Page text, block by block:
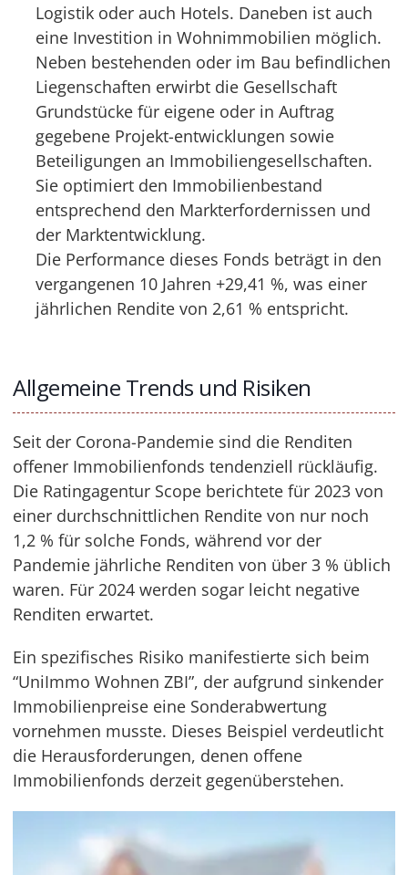
Logistik oder auch Hotels. Daneben ist auch
eine Investition in Wohnimmobilien möglich.
Neben bestehenden oder im Bau befindlichen
Liegenschaften erwirbt die Gesellschaft
Grundstücke für eigene oder in Auftrag
gegebene Projekt-entwicklungen sowie
Beteiligungen an Immobiliengesellschaften.
Sie optimiert den Immobilienbestand
entsprechend den Markterfordernissen und
der Marktentwicklung.
Die Performance dieses Fonds beträgt in den
vergangenen 10 Jahren +29,41 %, was einer
jährlichen Rendite von 2,61 % entspricht.
Allgemeine Trends und Risiken
Seit der Corona-Pandemie sind die Renditen
offener Immobilienfonds tendenziell rückläufig.
Die Ratingagentur Scope berichtete für 2023 von
einer durchschnittlichen Rendite von nur noch
1,2 % für solche Fonds, während vor der
Pandemie jährliche Renditen von über 3 % üblich
waren. Für 2024 werden sogar leicht negative
Renditen erwartet.
Ein spezifisches Risiko manifestierte sich beim
“UniImmo Wohnen ZBI”, der aufgrund sinkender
Immobilienpreise eine Sonderabwertung
vornehmen musste. Dieses Beispiel verdeutlicht
die Herausforderungen, denen offene
Immobilienfonds derzeit gegenüberstehen.